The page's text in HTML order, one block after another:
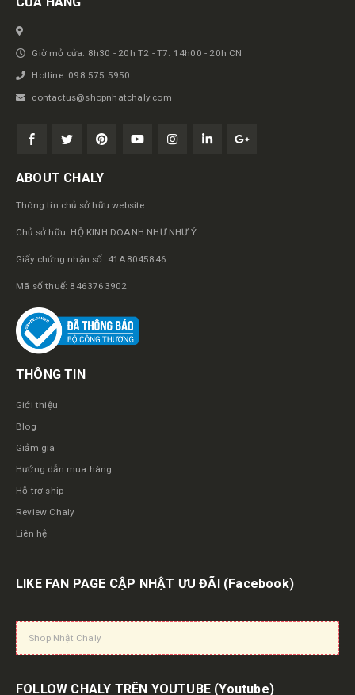
Giờ mở cửa: 8h30 - 20h T2 - T7. 14h00 - 20h CN
Hotline: 098.575.5950
contactus@shopnhatchaly.com
ABOUT CHALY
Thông tin chủ sở hữu website
Chủ sở hữu: HỘ KINH DOANH NHƯ NHƯ Ý
Giấy chứng nhận số: 41A8045846
Mã số thuế: 8463763902
THÔNG TIN
Giới thiệu
Blog
Giảm giá
Hướng dẫn mua hàng
Hỗ trợ ship
Review Chaly
Liên hệ
LIKE FAN PAGE CẬP NHẬT ƯU ĐÃI (Facebook)
Shop Nhật Chaly
FOLLOW CHALY TRÊN YOUTUBE (Youtube)